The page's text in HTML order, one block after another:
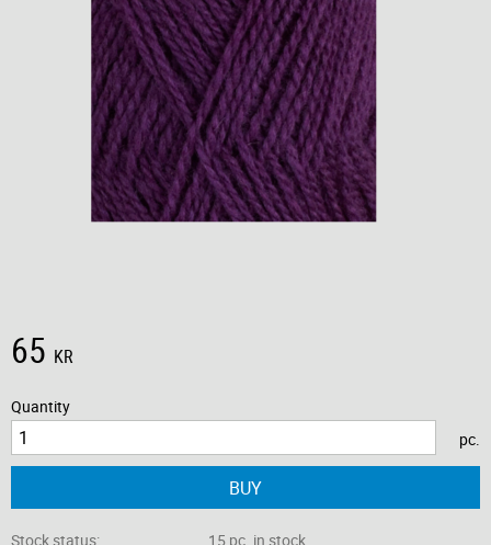
65 KR
Quantity
pc.
BUY
Stock status
15 pc. in stock